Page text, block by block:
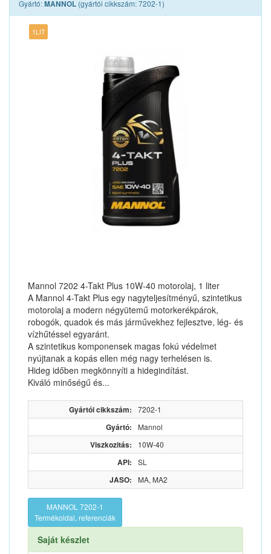
TOTALENERGIES
XADO
Gyártó:MANNOL (gyártói cikkszám: 7202-1)
1LIT
Mannol 7202 4-Takt Plus 10W-40 motorolaj, 1 liter
A Mannol 4-Takt Plus egy nagyteljesítményű, szintetikus
motorolaj a modern négyütemű motorkerékpárok,
robogók, quadok és más járművekhez fejlesztve, lég- és
vízhűtéssel egyaránt.
A szintetikus komponensek magas fokú védelmet
nyújtanak a kopás ellen még nagy terhelésen is.
Hideg időben megkönnyíti a hidegindítást.
Kiváló minőségű és...
Gyártói cikkszám: 7202-1
Gyártó: Mannol
Viszkozitás: 10W-40
API: SL
JASO: MA, MA2
MANNOL 7202-1
Termékoldal, referenciák
Saját készlet